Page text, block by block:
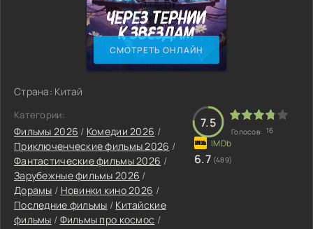
СМОТРЕТЬ ОНЛАЙН
Страна: Китай
Категории:
Фильмы 2026 / Комедии 2026 /
Приключенческие фильмы 2026 /
Фантастические фильмы 2026 /
Зарубежные фильмы 2026 /
Дорамы / Новинки кино 2026 /
Последние фильмы / Китайские
фильмы / Фильмы про космос /
7.5
Голосов: 16
6.7 (489)